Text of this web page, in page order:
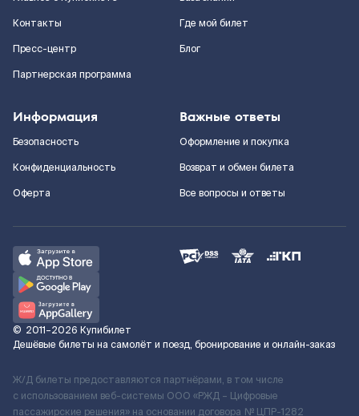
Контакты
Пресс-центр
Партнерская программа
Где мой билет
Блог
Информация
Безопасность
Конфиденциальность
Оферта
Важные ответы
Оформление и покупка
Возврат и обмен билета
Все вопросы и ответы
© 2011–2026 Купибилет
Дешёвые билеты на самолёт и поезд, бронирование и онлайн-заказ
Ж/Д билеты предоставляются партнёрами, в том числе
с использованием веб-системы ООО «РЖД – Цифровые
пассажирские решения» на основании договора № ЦПР-1282